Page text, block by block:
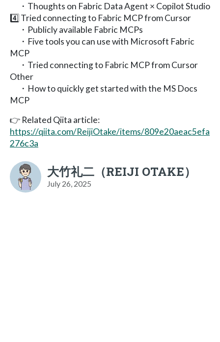
・Thoughts on Fabric Data Agent × Copilot Studio
4️⃣ Tried connecting to Fabric MCP from Cursor
・Publicly available Fabric MCPs
・Five tools you can use with Microsoft Fabric
MCP
・Tried connecting to Fabric MCP from Cursor
Other
・How to quickly get started with the MS Docs
MCP
👉 Related Qiita article:
https://qiita.com/ReijiOtake/items/809e20aeac5efa
276c3a
大竹礼二（REIJI OTAKE）
July 26, 2025